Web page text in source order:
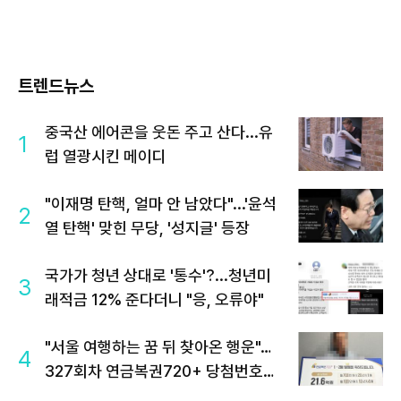
트렌드뉴스
1
중국산 에어콘을 웃돈 주고 산다...유
럽 열광시킨 메이디
2
"이재명 탄핵, 얼마 안 남았다"...'윤석
열 탄핵' 맞힌 무당, '성지글' 등장
3
국가가 청년 상대로 '통수'?...청년미
래적금 12% 준다더니 "응, 오류야"
4
"서울 여행하는 꿈 뒤 찾아온 행운"…
327회차 연금복권720+ 당첨번호조